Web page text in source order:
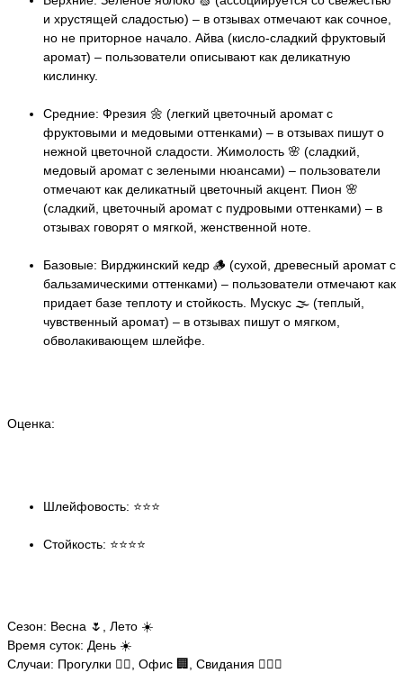
и хрустящей сладостью) – в отзывах отмечают как сочное,
но не приторное начало. Айва (кисло-сладкий фруктовый
аромат) – пользователи описывают как деликатную
кислинку.
Средние: Фрезия 🌼 (легкий цветочный аромат с
фруктовыми и медовыми оттенками) – в отзывах пишут о
нежной цветочной сладости. Жимолость 🌸 (сладкий,
медовый аромат с зелеными нюансами) – пользователи
отмечают как деликатный цветочный акцент. Пион 🌸
(сладкий, цветочный аромат с пудровыми оттенками) – в
отзывах говорят о мягкой, женственной ноте.
Базовые: Вирджинский кедр 🪵 (сухой, древесный аромат с
бальзамическими оттенками) – пользователи отмечают как
придает базе теплоту и стойкость. Мускус 🌫️ (теплый,
чувственный аромат) – в отзывах пишут о мягком,
обволакивающем шлейфе.
Оценка:
Шлейфовость: ⭐️⭐️⭐️
Стойкость: ⭐️⭐️⭐️⭐️
Сезон: Весна 🌷, Лето ☀️
Время суток: День ☀️
Случаи: Прогулки 🚶‍♀️, Офис 🏢, Свидания 👩‍❤️‍👨